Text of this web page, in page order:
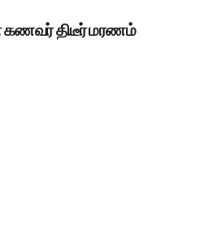
கணவர் திடீர் மரணம்